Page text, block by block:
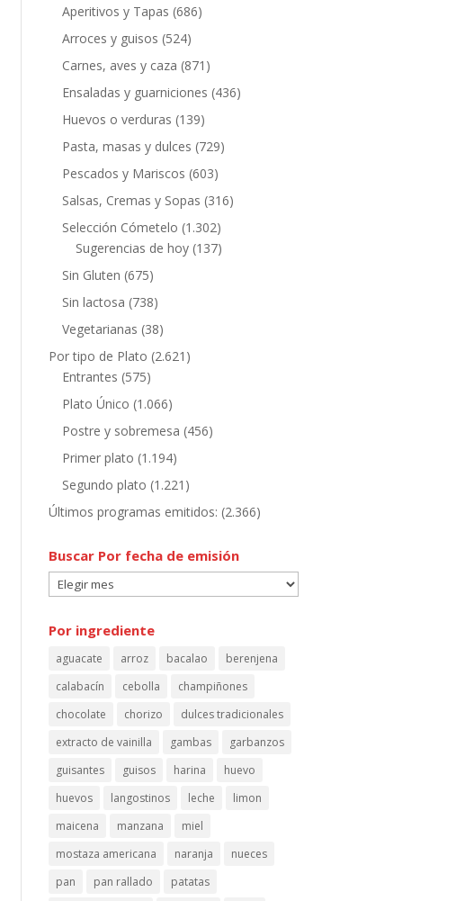
Aperitivos y Tapas (686)
Arroces y guisos (524)
Carnes, aves y caza (871)
Ensaladas y guarniciones (436)
Huevos o verduras (139)
Pasta, masas y dulces (729)
Pescados y Mariscos (603)
Salsas, Cremas y Sopas (316)
Selección Cómetelo (1.302)
Sugerencias de hoy(137)
Sin Gluten (675)
Sin lactosa (738)
Vegetarianas (38)
Por tipo de Plato (2.621)
Entrantes (575)
Plato Único (1.066)
Postre y sobremesa (456)
Primer plato (1.194)
Segundo plato (1.221)
Últimos programas emitidos: (2.366)
Buscar Por fecha de emisión
Buscar
Por
fecha
emisión
Por ingrediente
aguacate arroz bacalao
berenjena
calabacín
cebolla
champiñones
chocolate
chorizo
dulces tradicionales
extracto de vainilla
gambas
garbanzos
guisantes
guisos harina
huevo
huevos
langostinos leche
limon
maicena
manzana
miel
mostaza americana
naranja
nueces
pan
pan rallado
patatas